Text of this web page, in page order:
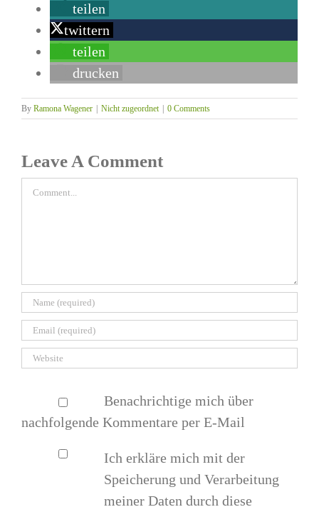
teilen
twittern
teilen
drucken
By Ramona Wagener Nicht zugeordnet 0 Comments
Leave A Comment
Comment
Benachrichtige mich über
nachfolgende Kommentare per E-Mail
Ich erkläre mich mit der
Speicherung und Verarbeitung
meiner Daten durch diese